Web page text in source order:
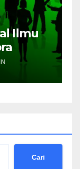
Ilmu
Cari